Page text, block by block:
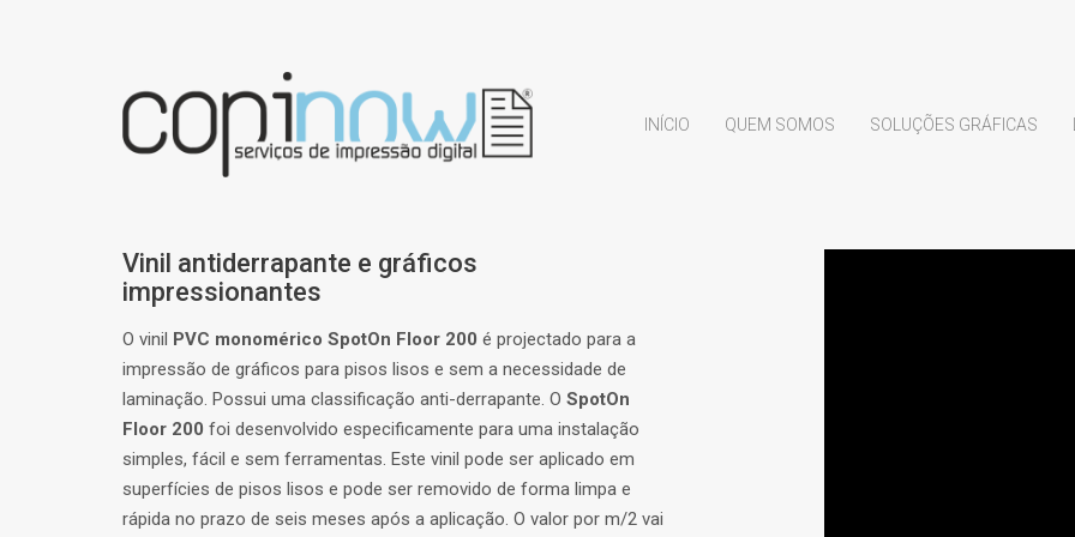
INÍCIO QUEM SOMOS SOLUÇÕES GRÁFICAS
Vinil antiderrapante e gráficos
impressionantes
O vinil PVC monomérico SpotOn Floor 200 é projectado para a
impressão de gráficos para pisos lisos e sem a necessidade de
laminação. Possui uma classificação anti-derrapante. O SpotOn
Floor 200 foi desenvolvido especificamente para uma instalação
simples, fácil e sem ferramentas. Este vinil pode ser aplicado em
superfícies de pisos lisos e pode ser removido de forma limpa e
rápida no prazo de seis meses após a aplicação. O valor por m/2 vai